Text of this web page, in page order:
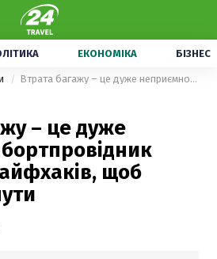
ЕКОНОМІКА БІЗНЕС
Втрата багажу – це дуже неприємно: бортпровідник порадив 5 лайфхаків, щоб цього уникнути
– це дуже
щоб